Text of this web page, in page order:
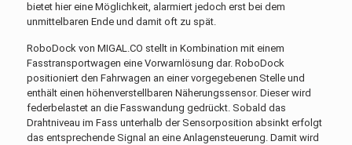
bietet hier eine Möglichkeit, alarmiert jedoch erst bei dem
unmittelbaren Ende und damit oft zu spät.
RoboDock von MIGAL.CO stellt in Kombination mit einem
Fasstransportwagen eine Vorwarnlösung dar. RoboDock
positioniert den Fahrwagen an einer vorgegebenen Stelle und
enthält einen höhenverstellbaren Näherungssensor. Dieser wird
federbelastet an die Fasswandung gedrückt. Sobald das
Drahtniveau im Fass unterhalb der Sensorposition absinkt erfolgt
das entsprechende Signal an eine Anlagensteuerung. Damit wird